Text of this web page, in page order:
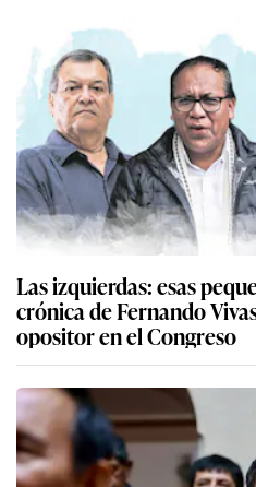
Las izquierdas: esas
crónica de Fernando
opositor en el Congreso